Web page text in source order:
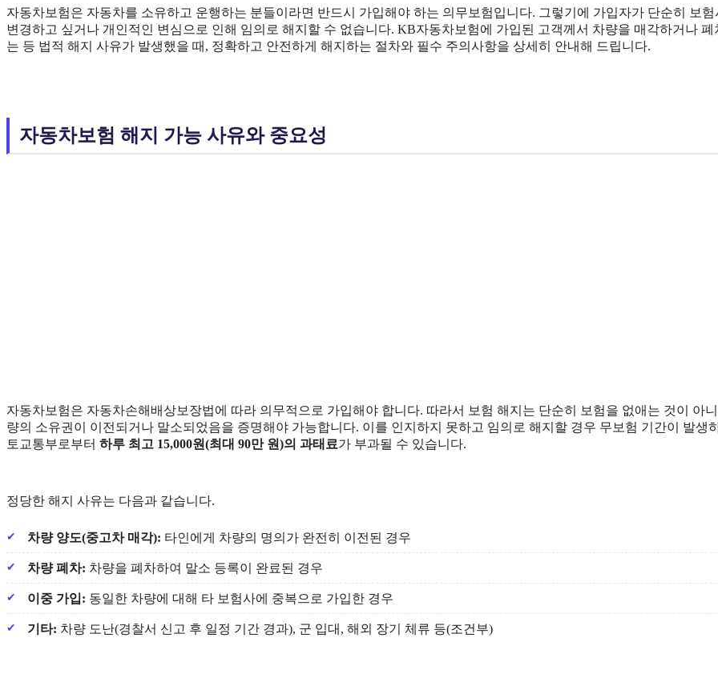
자동차보험은 자동차를 소유하고 운행하는 분들이라면 반드시 가입해야 하는 의무보험입니다. 그렇기에 가입자가 단순히 보험
변경하고 싶거나 개인적인 변심으로 인해 임의로 해지할 수 없습니다. KB자동차보험에 가입된 고객께서 차량을 매각하거나 폐
는 등 법적 해지 사유가 발생했을 때, 정확하고 안전하게 해지하는 절차와 필수 주의사항을 상세히 안내해 드립니다.
자동차보험 해지 가능 사유와 중요성
자동차보험은 자동차손해배상보장법에 따라 의무적으로 가입해야 합니다. 따라서 보험 해지는 단순히 보험을 없애는 것이 아
량의 소유권이 이전되거나 말소되었음을 증명해야 가능합니다. 이를 인지하지 못하고 임의로 해지할 경우 무보험 기간이 발생
토교통부로부터 하루 최고 15,000원(최대 90만 원)의 과태료가 부과될 수 있습니다.
정당한 해지 사유는 다음과 같습니다.
차량 양도(중고차 매각): 타인에게 차량의 명의가 완전히 이전된 경우
차량 폐차: 차량을 폐차하여 말소 등록이 완료된 경우
이중 가입: 동일한 차량에 대해 타 보험사에 중복으로 가입한 경우
기타: 차량 도난(경찰서 신고 후 일정 기간 경과), 군 입대, 해외 장기 체류 등(조건부)